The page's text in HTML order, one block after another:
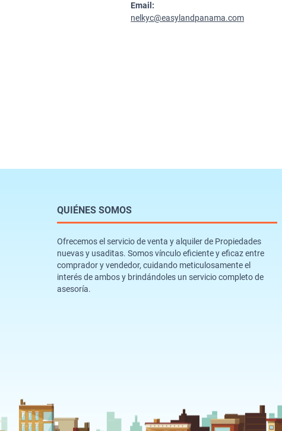
Email:
nelkyc@easylandpanama.com
QUIÉNES SOMOS
Ofrecemos el servicio de venta y alquiler de Propiedades
nuevas y usaditas. Somos vínculo eficiente y eficaz entre
comprador y vendedor, cuidando meticulosamente el
interés de ambos y brindándoles un servicio completo de
asesoría.